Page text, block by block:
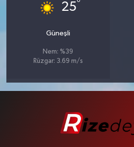
25°
Güneşli
Nem: %39
Rüzgar: 3.69 m/s